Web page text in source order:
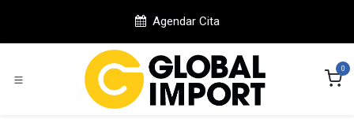
Agendar Cita
0